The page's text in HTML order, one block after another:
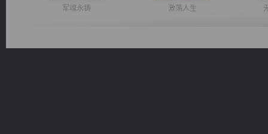
军魂永铸 激荡人生